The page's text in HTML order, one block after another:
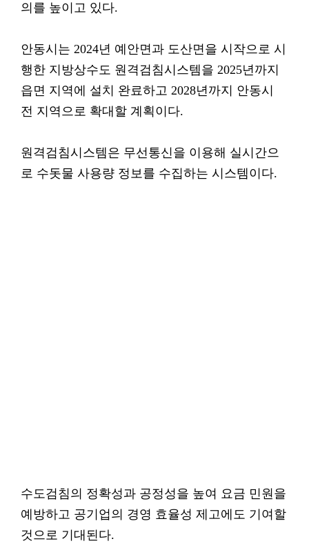
의를 높이고 있다.
안동시는 2024년 예안면과 도산면을 시작으로 시
행한 지방상수도 원격검침시스템을 2025년까지
읍면 지역에 설치 완료하고 2028년까지 안동시
전 지역으로 확대할 계획이다.
원격검침시스템은 무선통신을 이용해 실시간으
로 수돗물 사용량 정보를 수집하는 시스템이다.
수도검침의 정확성과 공정성을 높여 요금 민원을
예방하고 공기업의 경영 효율성 제고에도 기여할
것으로 기대된다.